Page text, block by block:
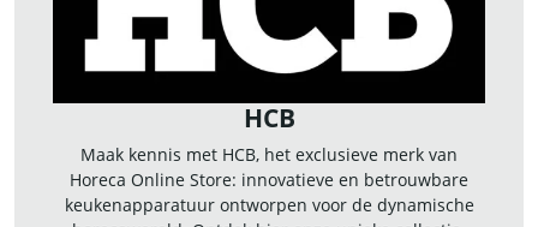
HCB
Maak kennis met HCB, het exclusieve merk van
Horeca Online Store: innovatieve en betrouwbare
keukenapparatuur ontworpen voor de dynamische